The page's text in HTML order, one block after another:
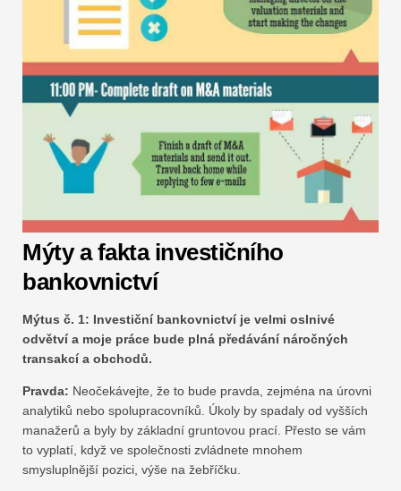
Mýty a fakta investičního
bankovnictví
Mýtus č. 1: Investiční bankovnictví je velmi oslnivé
odvětví a moje práce bude plná předávání náročných
transakcí a obchodů.
Pravda: Neočekávejte, že to bude pravda, zejména na úrovni
analytiků nebo spolupracovníků. Úkoly by spadaly od vyšších
manažerů a byly by základní gruntovou prací. Přesto se vám
to vyplatí, když ve společnosti zvládnete mnohem
smysluplnější pozici, výše na žebříčku.